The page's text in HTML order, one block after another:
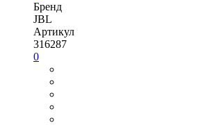
Бренд
JBL
Артикул
316287
0